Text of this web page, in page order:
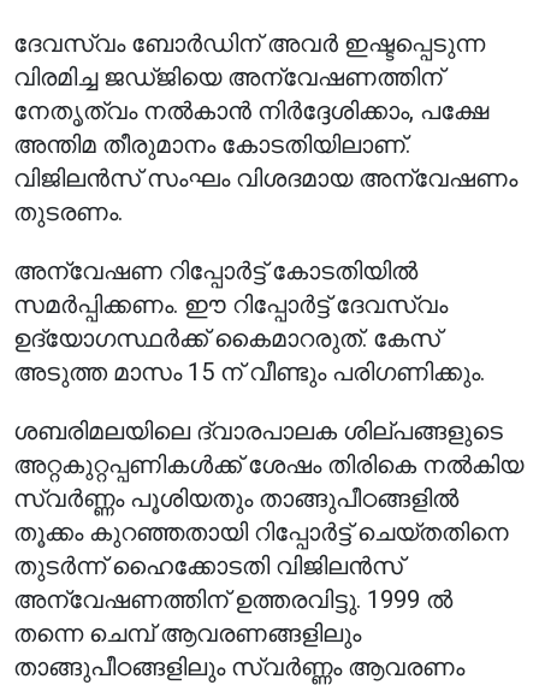
ദേവസ്വം ബോർഡിന് അവർ ഇഷ്ടപ്പെടുന്ന
വിരമിച്ച ജഡ്ജിയെ അന്വേഷണത്തിന്
നേതൃത്വം നൽകാൻ നിർദ്ദേശിക്കാം, പക്ഷേ
അന്തിമ തീരുമാനം കോടതിയിലാണ്.
വിജിലൻസ് സംഘം വിശദമായ അന്വേഷണം
തുടരണം.
അന്വേഷണ റിപ്പോർട്ട് കോടതിയിൽ
സമർപ്പിക്കണം. ഈ റിപ്പോർട്ട് ദേവസ്വം
ഉദ്യോഗസ്ഥർക്ക് കൈമാറരുത്. കേസ്
അടുത്ത മാസം 15 ന് വീണ്ടും പരിഗണിക്കും.
ശബരിമലയിലെ ദ്വാരപാലക ശില്പങ്ങളുടെ
അറ്റകുറ്റപ്പണികൾക്ക് ശേഷം തിരികെ നൽകിയ
സ്വർണ്ണം പൂശിയതും താങ്ങുപീഠങ്ങളിൽ
തൂക്കം കുറഞ്ഞതായി റിപ്പോർട്ട് ചെയ്തതിനെ
തുടർന്ന് ഹൈക്കോടതി വിജിലൻസ്
അന്വേഷണത്തിന് ഉത്തരവിട്ടു. 1999 ൽ
തന്നെ ചെമ്പ് ആവരണങ്ങളിലും
താങ്ങുപീഠങ്ങളിലും സ്വർണ്ണം ആവരണം